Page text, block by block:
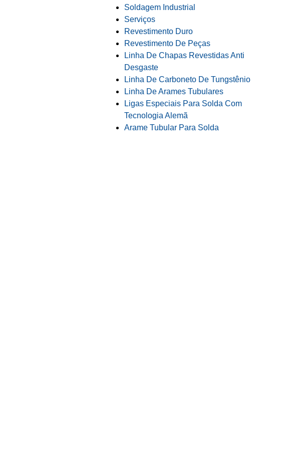
Soldagem Industrial
Serviços
Revestimento Duro
Revestimento De Peças
Linha De Chapas Revestidas Anti
Desgaste
Linha De Carboneto De Tungstênio
Linha De Arames Tubulares
Ligas Especiais Para Solda Com
Tecnologia Alemã
Arame Tubular Para Solda